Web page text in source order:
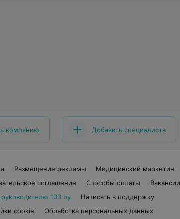
компанию Добавить специалиста
Размещение рекламы
Медицинский маркетинг
соглашение Способы оплаты
Вакансии
руководителю 103.by
Написать в поддержку
cookie
Обработка персональных данных